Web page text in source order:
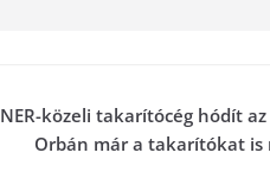
NER-közeli takarítócég hódít az
Orbán már a takarítókat is